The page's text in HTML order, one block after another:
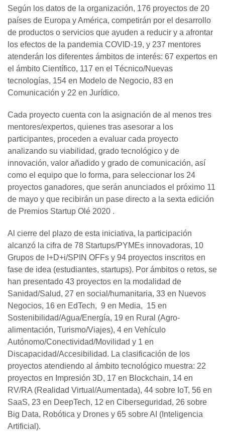
Según los datos de la organización, 176 proyectos de 20
países de Europa y América, competirán por el desarrollo
de productos o servicios que ayuden a reducir y a afrontar
los efectos de la pandemia COVID-19, y 237 mentores
atenderán los diferentes ámbitos de interés: 67 expertos en
el ámbito Científico, 117 en el Técnico/Nuevas
tecnologías, 154 en Modelo de Negocio, 83 en
Comunicación y 22 en Jurídico.
Cada proyecto cuenta con la asignación de al menos tres
mentores/expertos, quienes tras asesorar a los
participantes, proceden a evaluar cada proyecto
analizando su viabilidad, grado tecnológico y de
innovación, valor añadido y grado de comunicación, así
como el equipo que lo forma, para seleccionar los 24
proyectos ganadores, que serán anunciados el próximo 11
de mayo y que recibirán un pase directo a la sexta edición
de Premios Startup Olé 2020 .
Al cierre del plazo de esta iniciativa, la participación
alcanzó la cifra de 78 Startups/PYMEs innovadoras, 10
Grupos de I+D+i/SPIN OFFs y 94 proyectos inscritos en
fase de idea (estudiantes, startups). Por ámbitos o retos, se
han presentado 43 proyectos en la modalidad de
Sanidad/Salud, 27 en social/humanitaria, 33 en Nuevos
Negocios, 16 en EdTech, 9 en Media, 15 en
Sostenibilidad/Agua/Energía, 19 en Rural (Agro-
alimentación, Turismo/Viajes), 4 en Vehículo
Autónomo/Conectividad/Movilidad y 1 en
Discapacidad/Accesibilidad. La clasificación de los
proyectos atendiendo al ámbito tecnológico muestra: 22
proyectos en Impresión 3D, 17 en Blockchain, 14 en
RV/RA (Realidad Virtual/Aumentada), 44 sobre IoT, 56 en
SaaS, 23 en DeepTech, 12 en Ciberseguridad, 26 sobre
Big Data, Robótica y Drones y 65 sobre AI (Inteligencia
Artificial).